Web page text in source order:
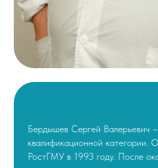
Бердышев Сергей Валерьевич
квалификационной категории.
РостГМУ в 1993 году. После